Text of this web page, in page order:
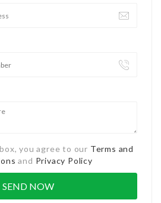
you agree to our Terms and
and Privacy Policy